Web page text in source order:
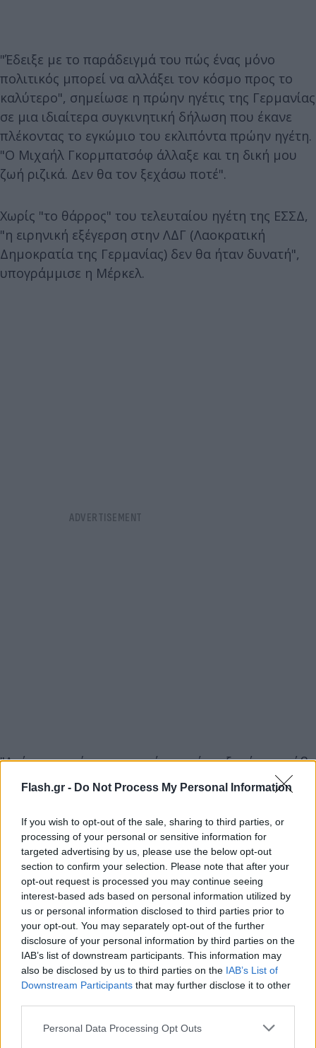
Flash.gr - Do Not Process My Personal Information
If you wish to opt-out of the sale, sharing to third parties, or
processing of your personal or sensitive information for
targeted advertising by us, please use the below opt-out
section to confirm your selection. Please note that after your
opt-out request is processed you may continue seeing
interest-based ads based on personal information utilized by
us or personal information disclosed to third parties prior to
your opt-out. You may separately opt-out of the further
disclosure of your personal information by third parties on the
IAB’s list of downstream participants. This information may
also be disclosed by us to third parties on the IAB’s List of
Downstream Participants that may further disclose it to other
Please note that this website/app uses one or more Google
Personal Data Processing Opt Outs
"Έδειξε με το παράδειγμά του πώς ένας μόνο
πολιτικός μπορεί να αλλάξει τον κόσμο προς το
καλύτερο", σημείωσε η πρώην ηγέτις της Γερμανίας
σε μια ιδιαίτερα συγκινητική δήλωση που έκανε
πλέκοντας το εγκώμιο του εκλιπόντα πρώην ηγέτη.
"Ο Μιχαήλ Γκορμπατσόφ άλλαξε και τη δική μου
ζωή ριζικά. Δεν θα τον ξεχάσω ποτέ".
Χωρίς "το θάρρος" του τελευταίου ηγέτη της ΕΣΣΔ,
"η ειρηνική εξέγερση στην ΛΔΓ (Λαοκρατική
Δημοκρατία της Γερμανίας) δεν θα ήταν δυνατή",
υπογράμμισε η Μέρκελ.
"Ακόμη και σήμερα μπορώ να νιώσω ξανά τον φόβο
που αισθανόμουν με πολλούς ανθρώπους στην ΛΔΓ
ξανά τα άρματα μάχης όπως το 1953, όταν
φωνάξαμε 'Εμείς είμαστε ο λαός'", θυμάται η
πρώην καγκελάριος, αναφερόμενη στις
διαδηλώσεις στη ανατολική Γερμανία πολιτών που
αντιτίθεντο στο κομμουνιστικό καθεστώς.
"Ωστόσο αυτήν τη φορά - σε αντίθεση με το 1953 -
δεν ξεκίνησε κανένα άρμα μάχης, δεν ρίφθηκε
κανένας πυροβολισμός. Αντί γι'αυτό, ο Μιχαήλ
Γκορμπατσόφ απηύθυνε στη γηράσκουσα ηγεσία
πολύ αργά'".